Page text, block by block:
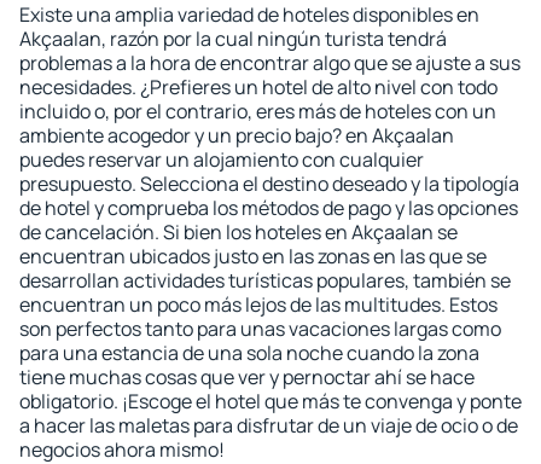
Existe una amplia variedad de hoteles disponibles en
Akçaalan, razón por la cual ningún turista tendrá
problemas a la hora de encontrar algo que se ajuste a sus
necesidades. ¿Prefieres un hotel de alto nivel con todo
incluido o, por el contrario, eres más de hoteles con un
ambiente acogedor y un precio bajo? en Akçaalan
puedes reservar un alojamiento con cualquier
presupuesto. Selecciona el destino deseado y la tipología
de hotel y comprueba los métodos de pago y las opciones
de cancelación. Si bien los hoteles en Akçaalan se
encuentran ubicados justo en las zonas en las que se
desarrollan actividades turísticas populares, también se
encuentran un poco más lejos de las multitudes. Estos
son perfectos tanto para unas vacaciones largas como
para una estancia de una sola noche cuando la zona
tiene muchas cosas que ver y pernoctar ahí se hace
obligatorio. ¡Escoge el hotel que más te convenga y ponte
a hacer las maletas para disfrutar de un viaje de ocio o de
negocios ahora mismo!